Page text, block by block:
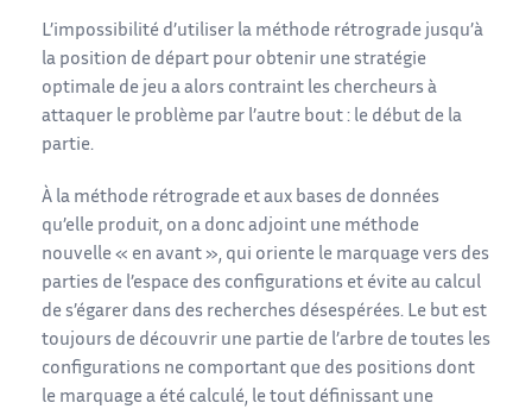
L’impossibilité d’utiliser la méthode rétrograde jusqu’à
la position de départ pour obtenir une stratégie
optimale de jeu a alors contraint les chercheurs à
attaquer le problème par l’autre bout : le début de la
partie.
À la méthode rétrograde et aux bases de données
qu’elle produit, on a donc adjoint une méthode
nouvelle « en avant », qui oriente le marquage vers des
parties de l’espace des configurations et évite au calcul
de s’égarer dans des recherches désespérées. Le but est
toujours de découvrir une partie de l’arbre de toutes les
configurations ne comportant que des positions dont
le marquage a été calculé, le tout définissant une